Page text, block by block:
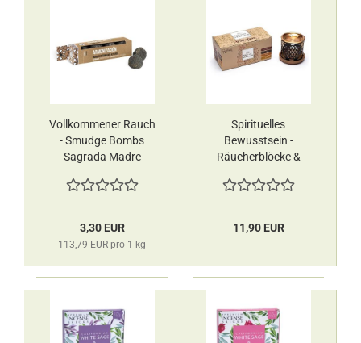
Vollkommener Rauch
- Smudge Bombs
Sagrada Madre
3,30 EUR
113,79 EUR pro 1 kg
Spirituelles
Bewusstsein -
Räucherblöcke &
Aromafume
11,90 EUR